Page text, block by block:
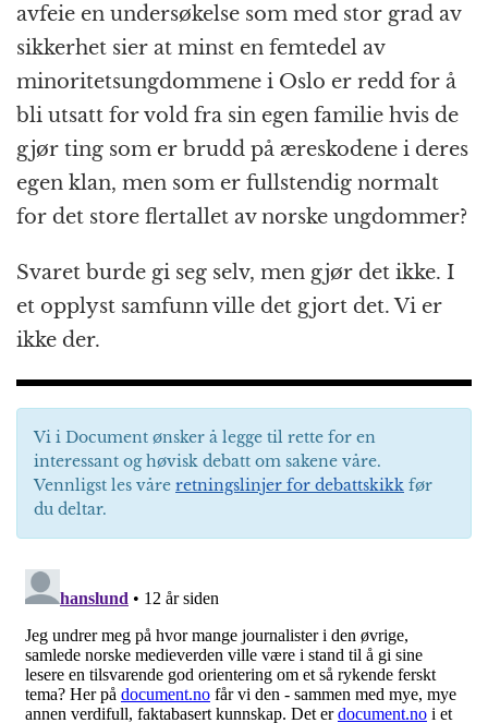
avfeie en undersøkelse som med stor grad av
sikkerhet sier at minst en femtedel av
minoritetsungdommene i Oslo er redd for å
bli utsatt for vold fra sin egen familie hvis de
gjør ting som er brudd på æreskodene i deres
egen klan, men som er fullstendig normalt
for det store flertallet av norske ungdommer?
Svaret burde gi seg selv, men gjør det ikke. I
et opplyst samfunn ville det gjort det. Vi er
ikke der.
Vi i Document ønsker å legge til rette for en
interessant og høvisk debatt om sakene våre.
Vennligst les våre retningslinjer for debattskikk før
du deltar.